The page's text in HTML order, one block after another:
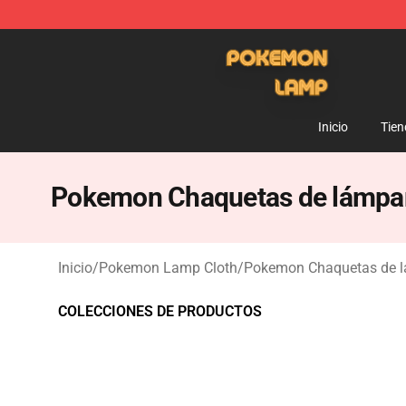
Inicio
Pokemon Chaquetas de
Inicio/Pokemon Lamp Cloth/Pokemon Chaquetas de
COLECCIONES DE PRODUCTOS